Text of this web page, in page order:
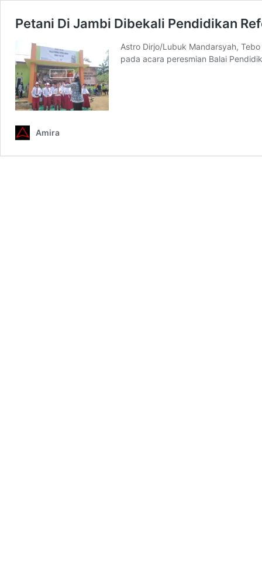
Petani Di Jambi Dibekali Pendidikan
Astro Dirjo/Lubuk Mandarsyah,
pada acara peresmian Balai
Amira